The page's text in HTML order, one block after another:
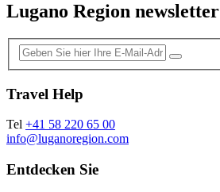
Lugano Region newsletter
Travel Help
Tel +41 58 220 65 00
info@luganoregion.com
Entdecken Sie